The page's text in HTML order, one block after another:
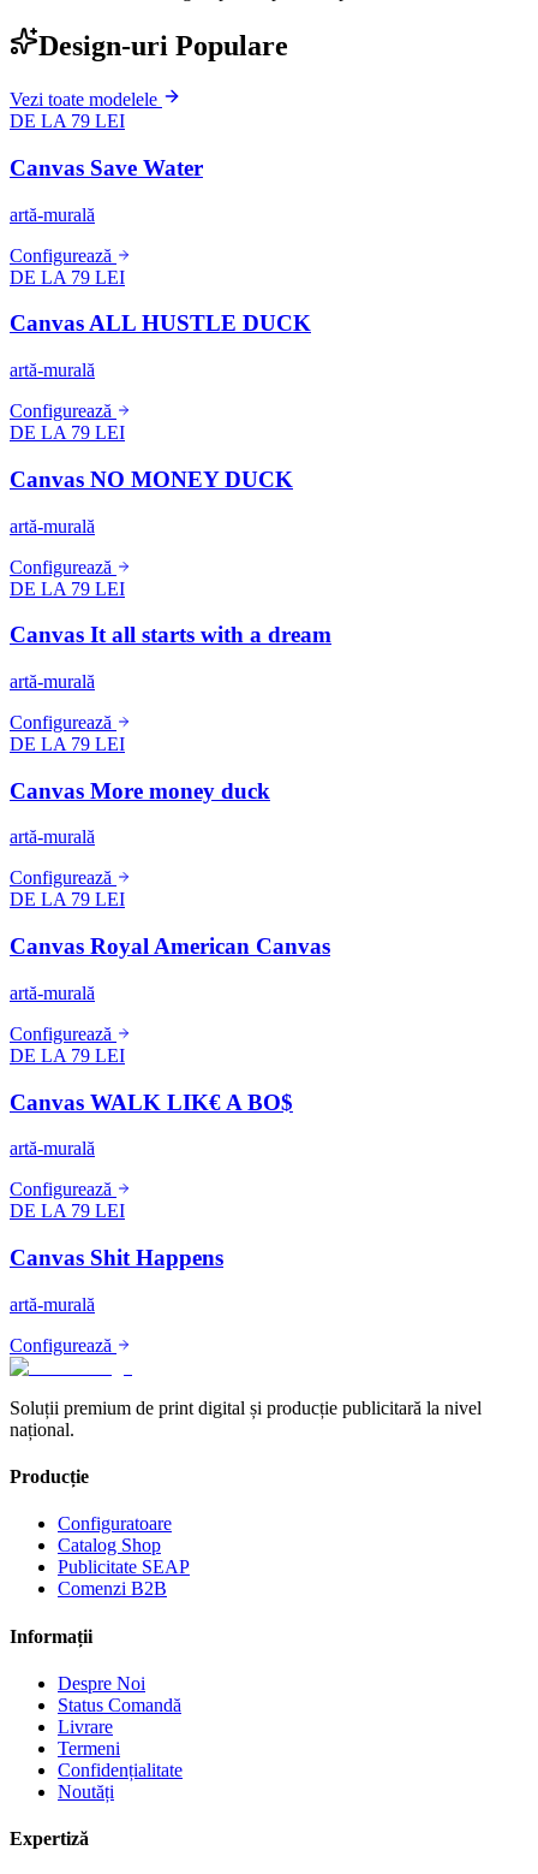
Design-uri Populare
Vezi toate modelele
DE LA 79 LEI
Canvas Save Water
artă-murală
Configurează
DE LA 79 LEI
Canvas ALL HUSTLE DUCK
artă-murală
Configurează
DE LA 79 LEI
Canvas NO MONEY DUCK
artă-murală
Configurează
DE LA 79 LEI
Canvas It all starts with a dream
artă-murală
Configurează
DE LA 79 LEI
Canvas More money duck
artă-murală
Configurează
DE LA 79 LEI
Canvas Royal American Canvas
artă-murală
Configurează
DE LA 79 LEI
Canvas WALK LIK€ A BO$
artă-murală
Configurează
DE LA 79 LEI
Canvas Shit Happens
artă-murală
Configurează
Soluții premium de print digital și producție publicitară la nivel
național.
Producție
Configuratoare
Catalog Shop
Publicitate SEAP
Comenzi B2B
Informații
Despre Noi
Status Comandă
Livrare
Termeni
Confidențialitate
Noutăți
Expertiză